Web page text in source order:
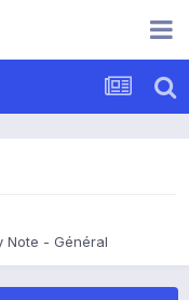
Note - Général